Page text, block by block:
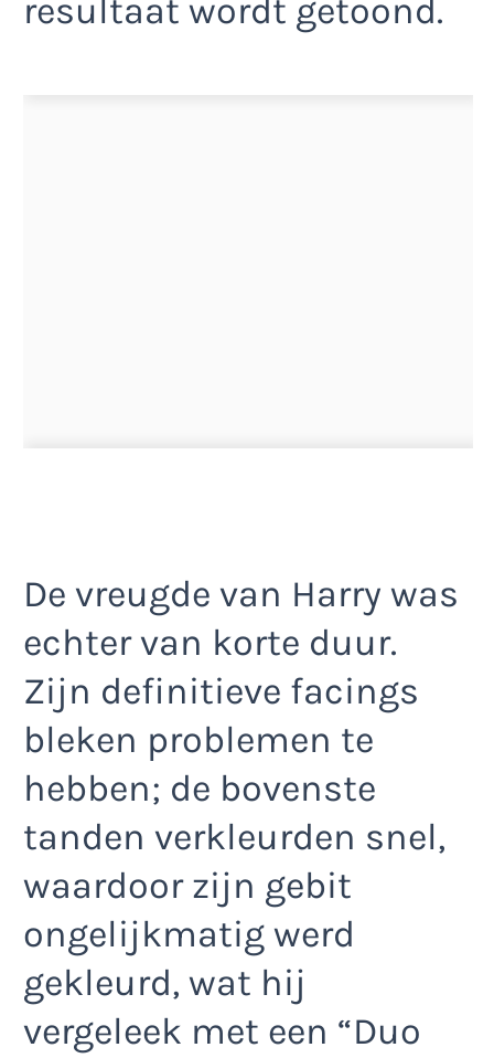
resultaat wordt getoond.
De vreugde van Harry was
echter van korte duur.
Zijn definitieve facings
bleken problemen te
hebben; de bovenste
tanden verkleurden snel,
waardoor zijn gebit
ongelijkmatig werd
gekleurd, wat hij
vergeleek met een “Duo